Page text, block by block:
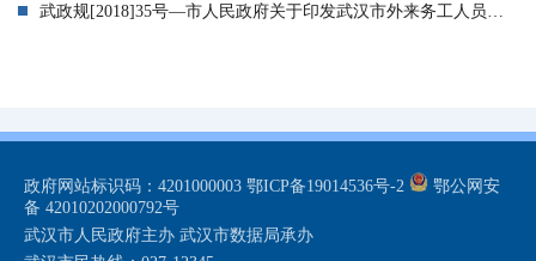
政府网站标识码：4201000003 鄂ICP备19014536号-2
鄂公网安
备 42010202000792号
武汉市人民政府主办 武汉市数据局承办